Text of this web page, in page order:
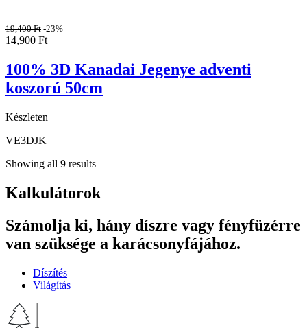
19,400Ft -23%
14,900 Ft
100% 3D Kanadai Jegenye adventi
koszorú 50cm
Készleten
VE3DJK
Showing all 9 results
Kalkulátorok
Számolja ki, hány díszre vagy fényfüzérre
van szüksége a karácsonyfájához.
Díszítés
Világítás